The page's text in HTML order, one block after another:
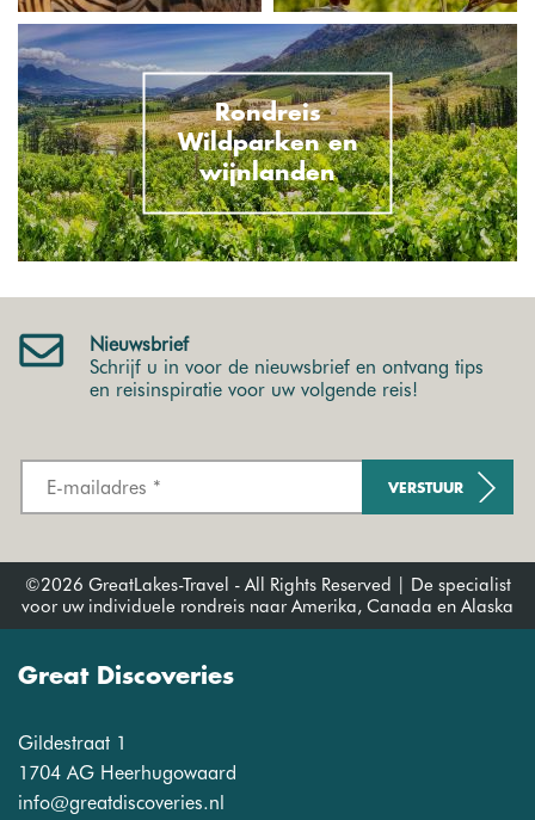
Rondreis
Wildparken en
wijnlanden
Nieuwsbrief
Schrijf u in voor de nieuwsbrief en ontvang tips
en reisinspiratie voor uw volgende reis!
VERSTUUR
©2026 GreatLakes-Travel - All Rights Reserved | De specialist
voor uw individuele rondreis naar Amerika, Canada en Alaska
Great Discoveries
Gildestraat 1
1704 AG Heerhugowaard
info@greatdiscoveries.nl